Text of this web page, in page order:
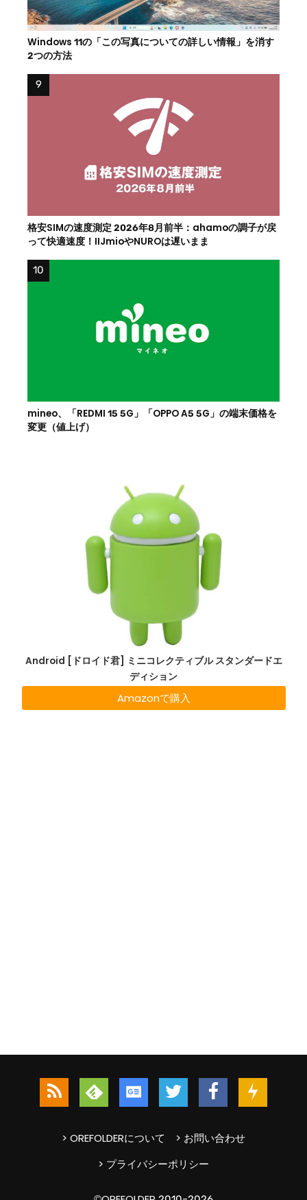
Windows 11の「この写真についての詳しい情報」を消す
2つの方法
格安SIMの速度測定 2026年8月前半：ahamoの調子が戻
って快適速度！IIJmioやNUROは遅いまま
mineo、「REDMI 15 5G」「OPPO A5 5G」の端末価格を
変更（値上げ）
Android [ドロイド君] ミニコレクティブル スタンダードエ
ディション
Amazonで購入
> OREFOLDERについて
> お問い合わせ
> プライバシーポリシー